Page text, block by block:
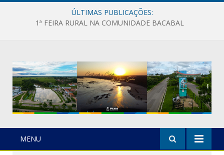
ÚLTIMAS PUBLICAÇÕES:
1ª FEIRA RURAL NA COMUNIDADE BACABAL
MENU